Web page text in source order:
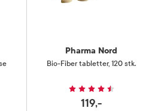
Pharma Nord
Bio-Fiber tabletter, 120 stk.
119,-